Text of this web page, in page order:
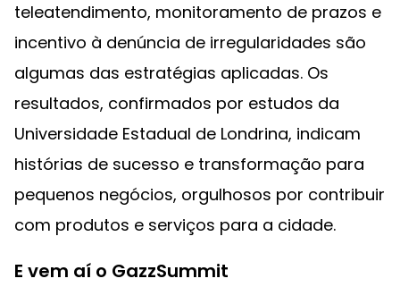
teleatendimento, monitoramento de prazos e
incentivo à denúncia de irregularidades são
algumas das estratégias aplicadas. Os
resultados, confirmados por estudos da
Universidade Estadual de Londrina, indicam
histórias de sucesso e transformação para
pequenos negócios, orgulhosos por contribuir
com produtos e serviços para a cidade.
E vem aí o GazzSummit